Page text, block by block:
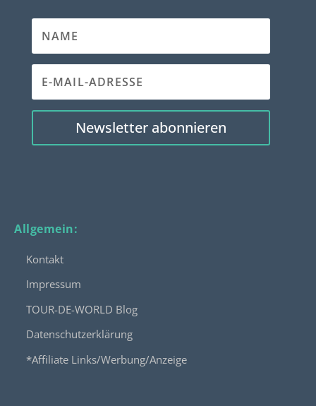
Newsletter abonnieren
Allgemein:
Kontakt
Impressum
TOUR-DE-WORLD Blog
Datenschutzerklärung
*Affiliate Links/Werbung/Anzeige